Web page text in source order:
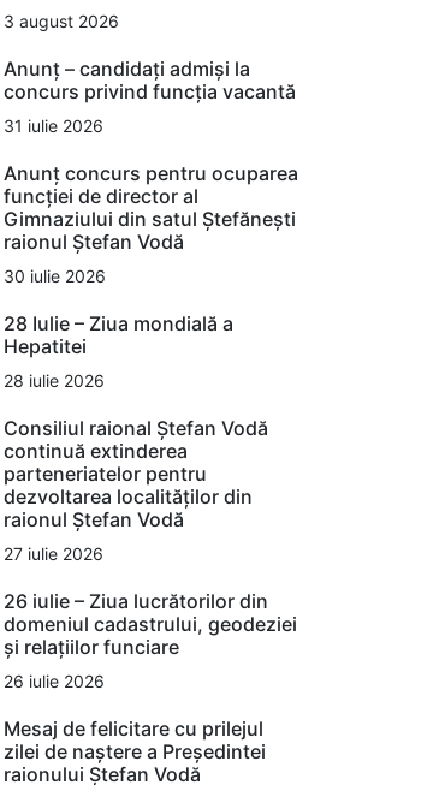
3 august 2026
Anunț – candidați admiși la
concurs privind funcția vacantă
31 iulie 2026
Anunț concurs pentru ocuparea
funcției de director al
Gimnaziului din satul Ștefănești
raionul Ștefan Vodă
30 iulie 2026
28 Iulie – Ziua mondială a
Hepatitei
28 iulie 2026
Consiliul raional Ștefan Vodă
continuă extinderea
parteneriatelor pentru
dezvoltarea localităților din
raionul Ștefan Vodă
27 iulie 2026
26 iulie – Ziua lucrătorilor din
domeniul cadastrului, geodeziei
și relațiilor funciare
26 iulie 2026
Mesaj de felicitare cu prilejul
zilei de naștere a Președintei
raionului Ștefan Vodă